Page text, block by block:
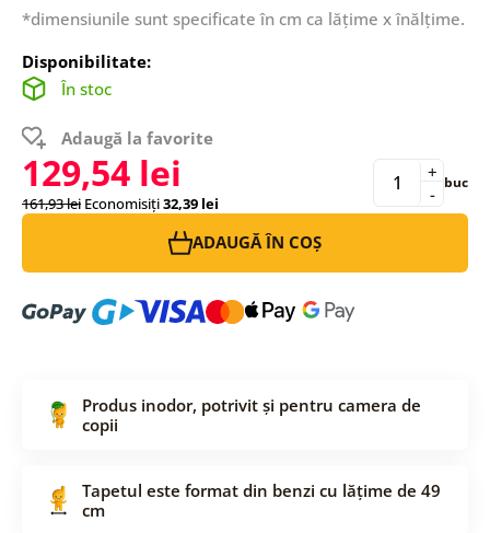
*dimensiunile sunt specificate în cm ca lățime x înălțime.
Disponibilitate:
În stoc
Adaugă la favorite
129,54 lei
161,93 lei Economisiți32,39 lei -
+ buc
ADAUGĂ ÎN COȘ
Produs inodor, potrivit și pentru camera de
copii
Tapetul este format din benzi cu lățime de 49
cm